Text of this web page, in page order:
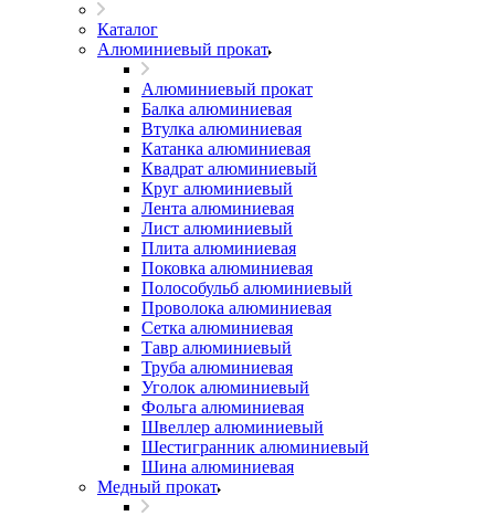
Каталог
Алюминиевый прокат
Алюминиевый прокат
Балка алюминиевая
Втулка алюминиевая
Катанка алюминиевая
Квадрат алюминиевый
Круг алюминиевый
Лента алюминиевая
Лист алюминиевый
Плита алюминиевая
Поковка алюминиевая
Полособульб алюминиевый
Проволока алюминиевая
Сетка алюминиевая
Тавр алюминиевый
Труба алюминиевая
Уголок алюминиевый
Фольга алюминиевая
Швеллер алюминиевый
Шестигранник алюминиевый
Шина алюминиевая
Медный прокат